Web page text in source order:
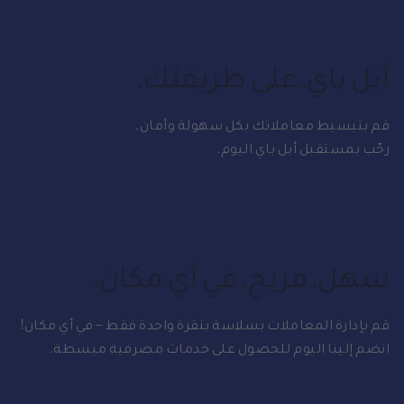
أبل باي. على طريقتك.
قم بتبسيط معاملاتك بكل سهولة وأمان.
رحّب بمستقبل أبل باي اليوم.
سهل. مريح. في أي مكان.
قم بإدارة المعاملات بسلاسة بنقرة واحدة فقط – في أي مكان!
انضم إلينا اليوم للحصول على خدمات مصرفية مبسطة.